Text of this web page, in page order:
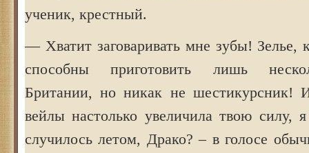
ученик, крестный.
— Хватит заговаривать мне зубы! Зелье,
способны приготовить лишь
Британии, но никак не шестикурсник!
вейлы настолько увеличила твою
случилось летом, Драко? – в голосе